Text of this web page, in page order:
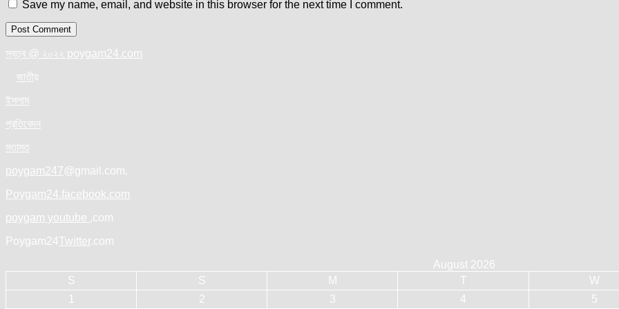
Save my name, email, and website in this browser for the next time I comment.
স্বত্ব @ ২০২২ poygam24.com
জাতীয়
ইসলাম
প্রতিবেদন
মতামত
poygam247@gmail.com.
Poygam24.facebook.com
poygam youtube ,com
Poygam24Twitter.com
August 2026
S
S M T W
1
2 3 4 5